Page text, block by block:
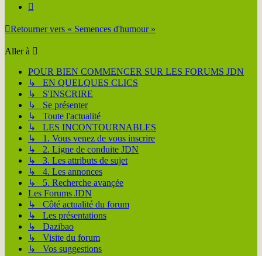
Retourner vers « Semences d'humour »
Aller à
POUR BIEN COMMENCER SUR LES FORUMS JDN
↳ EN QUELQUES CLICS
↳ S'INSCRIRE
↳ Se présenter
↳ Toute l'actualité
↳ LES INCONTOURNABLES
↳ 1. Vous venez de vous inscrire
↳ 2. Ligne de conduite JDN
↳ 3. Les attributs de sujet
↳ 4. Les annonces
↳ 5. Recherche avançée
Les Forums JDN
↳ Côté actualité du forum
↳ Les présentations
↳ Dazibao
↳ Visite du forum
↳ Vos suggestions